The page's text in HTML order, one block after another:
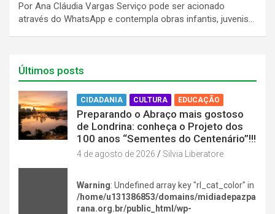
Por Ana Cláudia Vargas Serviço pode ser acionado
através do WhatsApp e contempla obras infantis, juvenis…
Últimos posts
CIDADANIA CULTURA EDUCAÇÃO
Preparando o Abraço mais gostoso
de Londrina: conheça o Projeto dos
100 anos “Sementes do Centenário”!!!
4 de agosto de 2026 Silvia Liberatore
Warning: Undefined array key "rl_cat_color" in
/home/u131386853/domains/midiadepazpa
rana.org.br/public_html/wp-